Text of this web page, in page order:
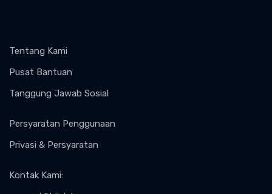
Tentang Kami
Pusat Bantuan
Tanggung Jawab Sosial
Persyaratan Penggunaan
Privasi & Persyaratan
Kontak Kami: